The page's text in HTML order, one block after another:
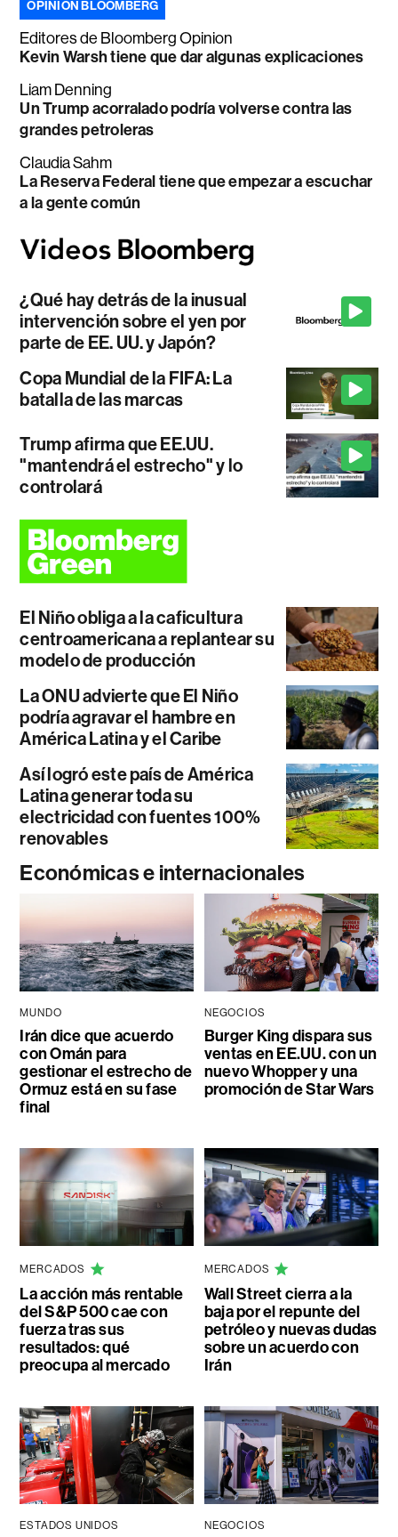
OPINIÓN BLOOMBERG
Editores de Bloomberg Opinion
Kevin Warsh tiene que dar algunas explicaciones
Liam Denning
Un Trump acorralado podría volverse contra las
grandes petroleras
Claudia Sahm
La Reserva Federal tiene que empezar a escuchar
a la gente común
¿Qué hay detrás de la inusual
intervención sobre el yen por
parte de EE. UU. y Japón?
Copa Mundial de la FIFA: La
batalla de las marcas
Trump afirma que EE.UU.
"mantendrá el estrecho" y lo
controlará
El Niño obliga a la caficultura
centroamericana a replantear su
modelo de producción
La ONU advierte que El Niño
podría agravar el hambre en
América Latina y el Caribe
Así logró este país de América
Latina generar toda su
electricidad con fuentes 100%
renovables
Económicas e internacionales
MUNDO
Irán dice que acuerdo
con Omán para
gestionar el estrecho de
Ormuz está en su fase
final
NEGOCIOS
Burger King dispara sus
ventas en EE.UU. con un
nuevo Whopper y una
promoción de Star Wars
MERCADOS
La acción más rentable
del S&P 500 cae con
fuerza tras sus
resultados: qué
preocupa al mercado
MERCADOS
Wall Street cierra a la
baja por el repunte del
petróleo y nuevas dudas
sobre un acuerdo con
Irán
ESTADOS UNIDOS NEGOCIOS